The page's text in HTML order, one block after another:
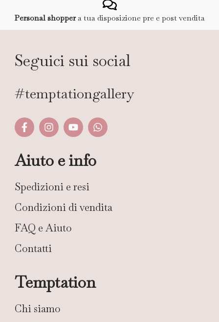
Personal shoppera tua disposizione pre e post vendita
Seguici sui social
#temptationgallery
Aiuto e info
Spedizioni e resi
Condizioni di vendita
FAQ e Aiuto
Contatti
Temptation
Chi siamo